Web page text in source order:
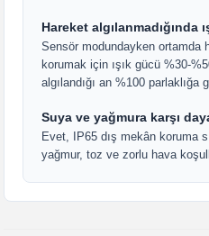
Hareket algılanmadığında
Sensör modundayken ortamda
korumak için ışık gücü %30-
algılandığı an %100 parlaklığa
Suya ve yağmura karşı
Evet, IP65 dış mekân koruma
yağmur, toz ve zorlu hava